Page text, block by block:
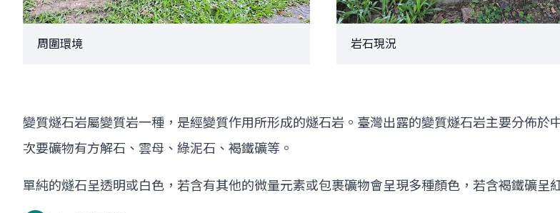
周圍環境 岩石現況
變質燧石岩屬變質岩一種，是經變質作用所形成的燧石岩。臺灣出露的變質燧石岩主要分佈於
次要礦物有方解石、雲母、綠泥石、褐鐵礦等。
單純的燧石呈透明或白色，若含有其他的微量元素或包裹礦物會呈現多種顏色，若含褐鐵礦呈